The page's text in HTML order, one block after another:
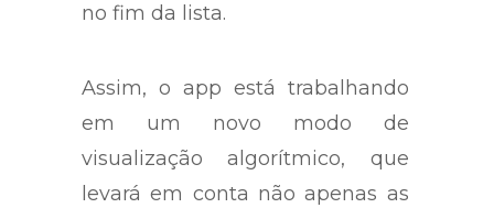
no fim da lista.
Assim, o app está trabalhando
em um novo modo de
visualização algorítmico, que
levará em conta não apenas as